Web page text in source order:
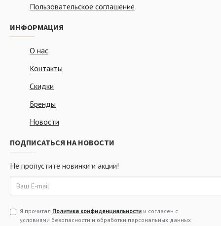
Пользовательское соглашение
ИНФОРМАЦИЯ
О нас
Контакты
Скидки
Бренды
Новости
ПОДПИСАТЬСЯ НА НОВОСТИ
Не пропустите новинки и акции!
Я прочитал Политика конфиденциальности и согласен с
условиями безопасности и обработки персональных данных